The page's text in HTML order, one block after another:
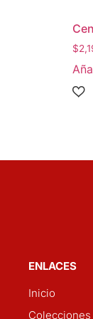
$
ENLACES
Inicio
Colecciones